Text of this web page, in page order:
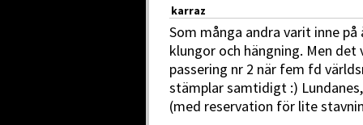
karraz
Som många andra varit inne
klungor och hängning. Men
passering nr 2 när fem fd
stämplar samtidigt :)
(med reservation för lite